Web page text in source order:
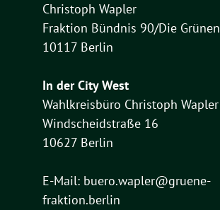
Christoph Wapler
Fraktion Bündnis 90/Die Grünen
10117 Berlin
In der City West
Wahlkreisbüro Christoph Wapler
Windscheidstraße 16
10627 Berlin
E-Mail: buero.wapler@gruene-
fraktion.berlin